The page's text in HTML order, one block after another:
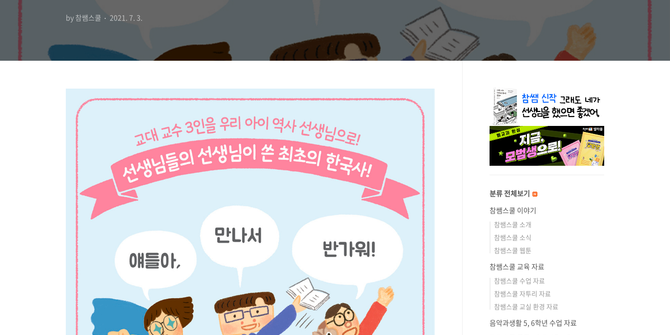
by 참쌤스쿨 2021. 7. 3.
분류 전체보기
참쌤스쿨 이야기
참쌤스쿨 소개
참쌤스쿨 소식
참쌤스쿨 웹툰
참쌤스쿨 교육 자료
참쌤스쿨 수업 자료
참쌤스쿨 자투리 자료
참쌤스쿨 교실 환경 자료
음악과생활 5, 6학년 수업 자료